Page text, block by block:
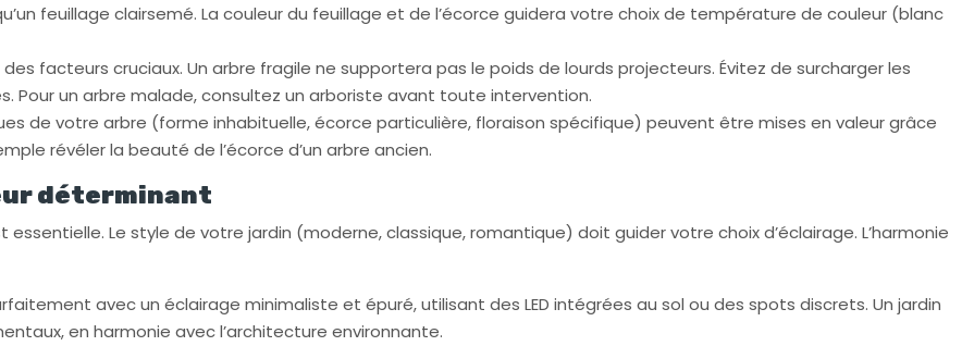
feuillage clairsemé. La couleur du feuillage et de l’écorce guidera votre choix de température de couleur (blanc
des facteurs cruciaux. Un arbre fragile ne supportera pas le poids de lourds projecteurs. Évitez de surcharger les
Pour un arbre malade, consultez un arboriste avant toute intervention.
de votre arbre (forme inhabituelle, écorce particulière, floraison spécifique) peuvent être mises en valeur grâce
révéler la beauté de l’écorce d’un arbre ancien.
déterminant
Le style de votre jardin (moderne, classique, romantique) doit guider votre choix d’éclairage. L’harmonie
avec un éclairage minimaliste et épuré, utilisant des LED intégrées au sol ou des spots discrets. Un jardin
en harmonie avec l’architecture environnante.